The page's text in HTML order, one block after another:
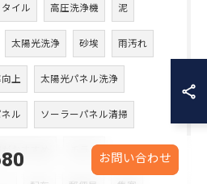
タイル 高圧洗浄機 泥
太陽光洗浄 砂埃 雨汚れ
上 太陽光パネル洗浄
ル ソーラーパネル清掃
おすすめ チラシ
お問い合わせ